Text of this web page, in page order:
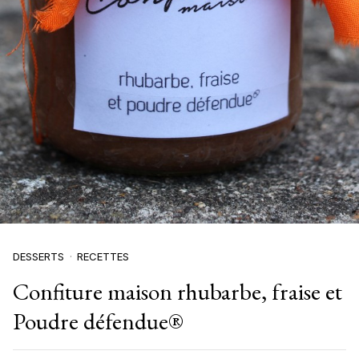
DESSERTS RECETTES
Confiture maison rhubarbe, fraise et
Poudre défendue®